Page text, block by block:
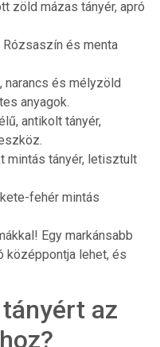
zöld mázas tányér, apró
Rózsaszín és menta
narancs és mélyzöld
anyagok.
antikolt tányér,
mintás tányér, letisztult
fehér mintás
Egy markánsabb
középpontja lehet, és
az